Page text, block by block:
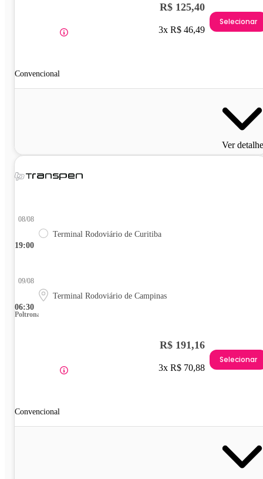
Convencional
R$ 125,40
3x R$ 46,49
Selecionar
Ver
19:00
08/08
Terminal Rodoviário de Curitiba
06:30
09/08
Terminal Rodoviário de Campinas
Poltrona
Convencional
R$ 191,16
3x R$ 70,88
Selecionar